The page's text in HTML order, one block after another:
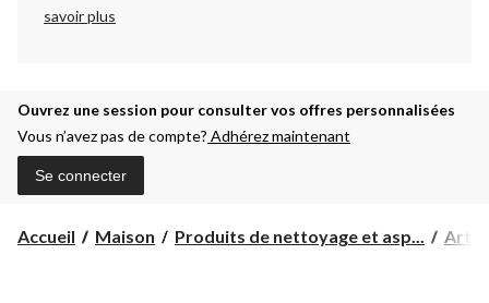
savoir plus
Ouvrez une session pour consulter vos offres personnalisées
Vous n’avez pas de compte? Adhérez maintenant
Se connecter
Accueil Maison Produits de nettoyage et asp...